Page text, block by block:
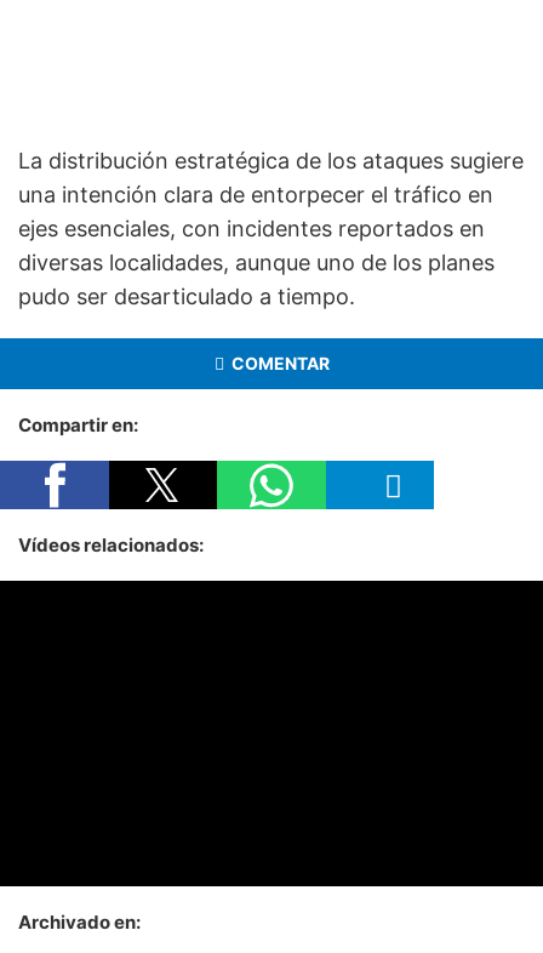
La distribución estratégica de los ataques sugiere
una intención clara de entorpecer el tráfico en
ejes esenciales, con incidentes reportados en
diversas localidades, aunque uno de los planes
pudo ser desarticulado a tiempo.
COMENTAR
Compartir en:
Vídeos relacionados:
Archivado en: